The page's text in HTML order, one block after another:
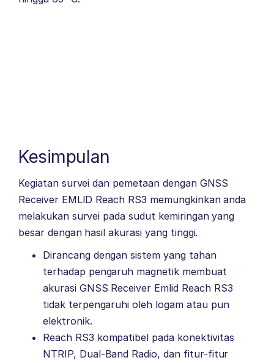
Kesimpulan
Kegiatan survei dan pemetaan dengan GNSS
Receiver EMLID Reach RS3 memungkinkan anda
melakukan survei pada sudut kemiringan yang
besar dengan hasil akurasi yang tinggi.
Dirancang dengan sistem yang tahan
terhadap pengaruh magnetik membuat
akurasi GNSS Receiver Emlid Reach RS3
tidak terpengaruhi oleh logam atau pun
elektronik.
Reach RS3 kompatibel pada konektivitas
NTRIP, Dual-Band Radio, dan fitur-fitur